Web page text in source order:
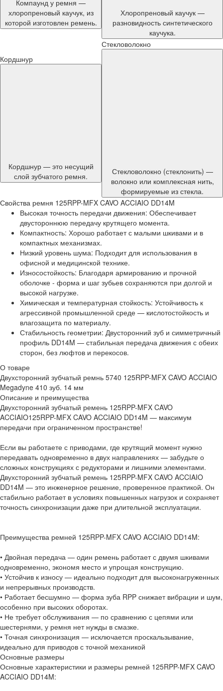
Компаунд у ремня —
хлоропреновый каучук, из
которой изготовлен ремень.
Хлоропреновый каучук —
разновидность синтетического
каучука.
Кордшнур
Кордшнур — это несущий
слой зубчатого ремня.
Стекловолокно
Стекловолокно (стеклонить) —
волокно или комплексная нить,
формируемые из стекла.
Свойства ремня 125RPP-MFX CAVO ACCIAIO DD14M
Высокая точность передачи движения: Обеспечивает
двустороннюю передачу крутящего момента.
Компактность: Хорошо работает с малыми шкивами и в
компактных механизмах.
Низкий уровень шума: Подходит для использования в
офисной и медицинской технике.
Износостойкость: Благодаря армированию и прочной
оболочке - форма и шаг зубьев сохраняются при долгой и
высокой нагрузке.
Химическая и температурная стойкость: Устойчивость к
агрессивной промышленной среде — кислотостойкость и
влагозащита по материалу.
Стабильность геометрии: Двусторонний зуб и симметричный
профиль DD14M — стабильная передача движения с обеих
сторон, без люфтов и перекосов.
О товаре
Двухсторонний зубчатый ремнь 5740 125RPP-MFX CAVO ACCIAIO
Megadyne 410 зуб. 14 мм
Описание и преимущества
Двухсторонний зубчатый ремень 125RPP-MFX CAVO
ACCIAIO125RPP-MFX CAVO ACCIAIO DD14M — максимум
передачи при ограниченном пространстве!
Если вы работаете с приводами, где крутящий момент нужно
передавать одновременно в двух направлениях — забудьте о
сложных конструкциях с редукторами и лишними элементами.
Двухсторонний зубчатый ремень 125RPP-MFX CAVO ACCIAIO
DD14M — это инженерное решение, проверенное практикой. Он
стабильно работает в условиях повышенных нагрузок и сохраняет
точность синхронизации даже при длительной эксплуатации.
Преимущества ремней 125RPP-MFX CAVO ACCIAIO DD14M:
• Двойная передача — один ремень работает с двумя шкивами
одновременно, экономя место и упрощая конструкцию.
• Устойчив к износу — идеально подходит для высоконагруженных
и непрерывных производств.
• Работает бесшумно — форма зуба RPP снижает вибрации и шум,
особенно при высоких оборотах.
• Не требует обслуживания — по сравнению с цепями или
шестернями, у ремня нет нужды в смазке.
• Точная синхронизация — исключается проскальзывание,
идеально для приводов с точной механикой
Основные размеры
Основные характеристики и размеры ремней 125RPP-MFX CAVO
ACCIAIO DD14M: